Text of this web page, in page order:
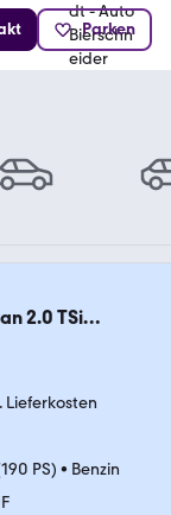
Parken
2.0 TSi
Lieferkosten
PS) • Benzin